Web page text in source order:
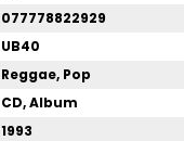
077778822929
UB40
Reggae, Pop
CD, Album
1993